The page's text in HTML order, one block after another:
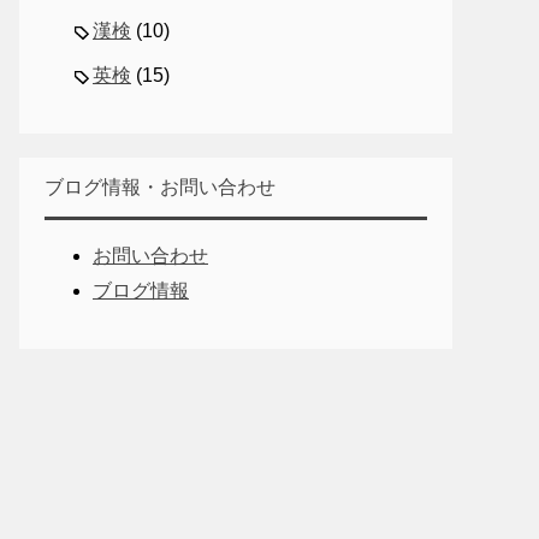
漢検 (10)
英検 (15)
ブログ情報・お問い合わせ
お問い合わせ
ブログ情報